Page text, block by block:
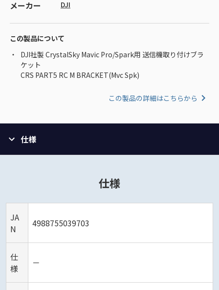
メーカー DJI
この製品について
DJI社製 CrystalSky Mavic Pro/Spark用 送信機取り付けブラ
ケット
CRS PART5 RC M BRACKET(Mvc Spk)
この製品の詳細はこちらから
仕様
仕様
JA
N
4988755039703
仕
様
－